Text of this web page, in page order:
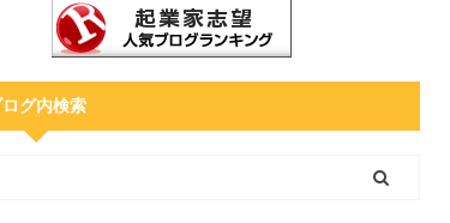
ログ内検索